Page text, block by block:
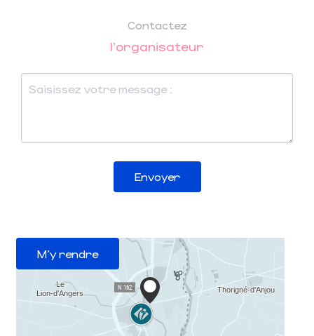
Contactez
l'organisateur
Envoyer
M'y rendre